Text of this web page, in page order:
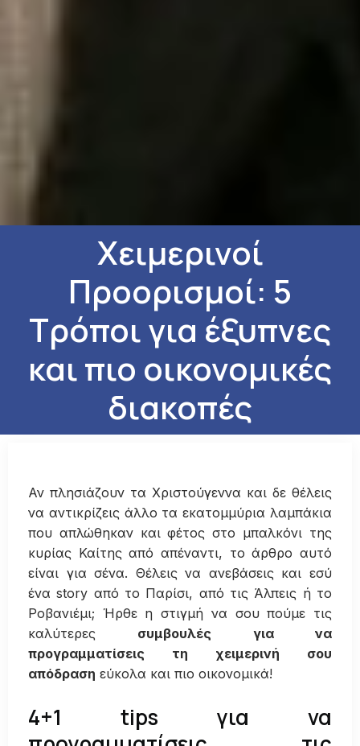
Χειμερινοί
Προορισμοί: 5
Τρόποι για έξυπνες
και πιο οικονομικές
διακοπές
Αν πλησιάζουν τα Χριστούγεννα και δε θέλεις
να αντικρίζεις άλλο τα εκατομμύρια λαμπάκια
που απλώθηκαν και φέτος στο μπαλκόνι της
κυρίας Καίτης από απέναντι, το άρθρο αυτό
είναι για σένα. Θέλεις να ανεβάσεις και εσύ
ένα story από το Παρίσι, από τις Άλπεις ή το
Ροβανιέμι; Ήρθε η στιγμή να σου πούμε τις
καλύτερες συμβουλές για να
προγραμματίσεις τη χειμερινή σου
απόδραση εύκολα και πιο οικονομικά!
4+1 tips για να